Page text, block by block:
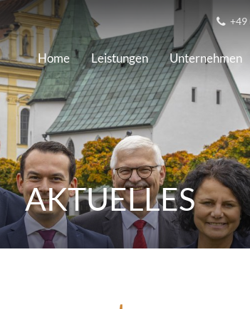
+49
Home Leistungen Unternehmen
AKTUELLES